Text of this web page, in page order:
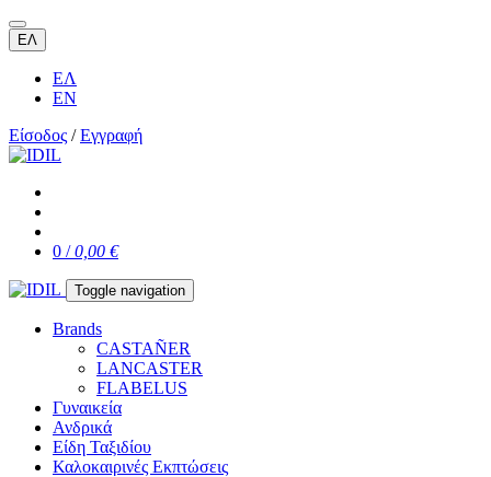
ΕΛ
ΕΛ
EN
Είσοδος /Εγγραφή
0 /0,00 €
Toggle navigation
Brands
CASTAÑER
LANCASTER
FLABELUS
Γυναικεία
Ανδρικά
Είδη Ταξιδίου
Καλοκαιρινές Εκπτώσεις